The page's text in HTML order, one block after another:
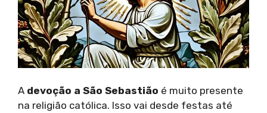
A devoção a São Sebastião é muito presente
na religião católica. Isso vai desde festas até